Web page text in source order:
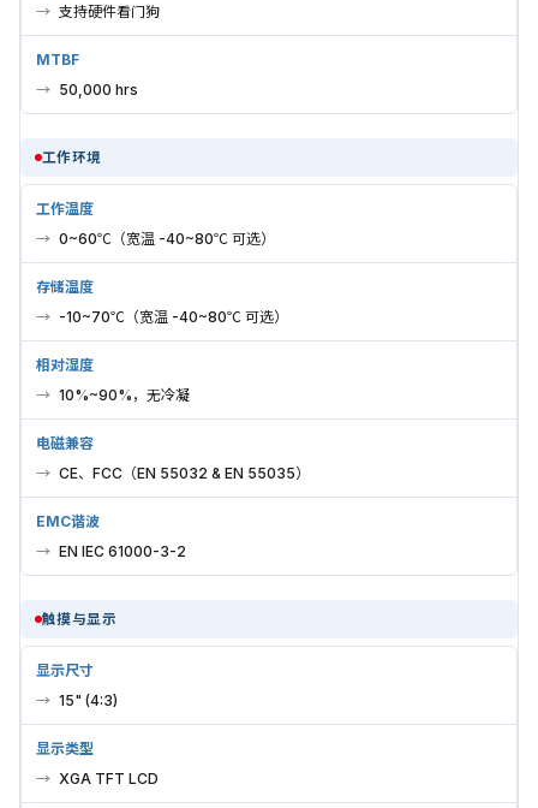
支持硬件看门狗
MTBF
50,000 hrs
工作环境
工作温度
0~60℃（宽温 -40~80℃ 可选）
存储温度
-10~70℃（宽温 -40~80℃ 可选）
相对湿度
10%~90%，无冷凝
电磁兼容
CE、FCC（EN 55032 & EN 55035）
EMC谐波
EN IEC 61000-3-2
触摸与显示
显示尺寸
15" (4:3)
显示类型
XGA TFT LCD